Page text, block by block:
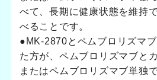
べて、長期に健康状態を維持
べることです。
●MK-2870とペムブロリズマ
た方が、ペムブロリズマブと
またはペムブロリズマブ単独